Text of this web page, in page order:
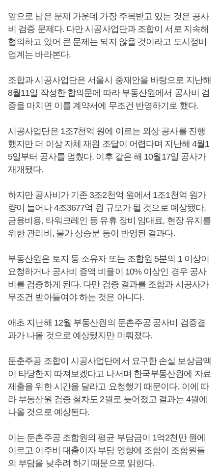
앞으로 남은 문제 가운데 가장 주목받고 있는 것은 공사
비 검증 문제다. 다만 시공사업단과 조합이 서로 지속해
협의하고 있어 큰 문제는 되지 않을 것이라고 도시정비
업계는 바라본다.
조합과 시공사업단은 서울시 중재안을 바탕으로 지난해
8월11일 작성한 합의문에 따라 부동산원에서 공사비 검
증을 마치면 이를 계약서에 무조건 반영하기로 했다.
시공사업단은 1조7천억 원에 이르는 외상 공사를 진행
했지만 더 이상 자체 재원 조달이 어렵다며 지난해 4월1
5일부터 공사를 멈췄다. 이후 같은 해 10월17일 공사가
재개됐다.
하지만 공사비가 기존 3조2천억 원에서 1조1천억 원가
량이 늘어나 4조3677억 원 규모가 될 것으로 예상됐다.
금융비용, 타워크레인 등 유휴 장비 임대료, 현장 유지를
위한 관리비, 물가 상승분 등이 반영된 결과다.
부동산원은 토지 등 소유자 또는 조합원 5분의 1 이상이
요청하거나 공사비 증액 비율이 10% 이상인 경우 공사
비를 검증하게 된다. 다만 검증 결과를 조합과 시공사가
무조건 받아들여야 하는 것은 아니다.
애초 지난해 12월 부동산원의 둔촌주공 공사비 검증결
과가 나올 것으로 예상됐지만 미뤄졌다.
둔춘주공 조합이 시공사업단에서 요구한 손실 보상금액
이 타당한지 따져보겠다고 나서며 한국부동산원에 자료
제출을 위한 시간을 달라고 요청했기 때문이다. 이에 따
라 부동산원 검증 철차도 2월로 늦어졌고 결과는 4월에
나올 것으로 예상된다.
이는 둔촌주공 조합원의 평균 부담금이 1억2천만 원에
이르고 이주비 대출이자 부담 영향에 조합이 조합원들
의 부담을 낮추려 하기 때문으로 읽힌다.